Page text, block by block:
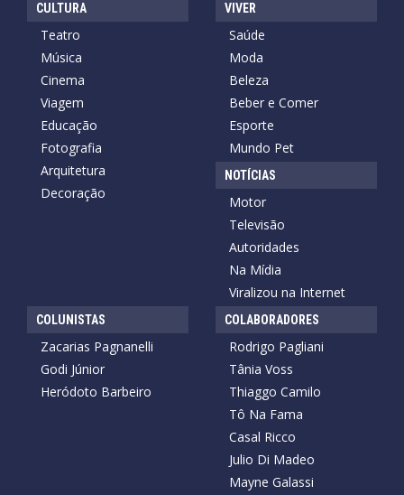
CULTURA
Teatro
Música
Cinema
Viagem
Educação
Fotografia
Arquitetura
Decoração
VIVER
Saúde
Moda
Beleza
Beber e Comer
Esporte
Mundo Pet
NOTÍCIAS
Motor
Televisão
Autoridades
Na Mídia
Viralizou na Internet
COLUNISTAS
Zacarias Pagnanelli
Godi Júnior
Heródoto Barbeiro
COLABORADORES
Rodrigo Pagliani
Tânia Voss
Thiaggo Camilo
Tô Na Fama
Casal Ricco
Julio Di Madeo
Mayne Galassi